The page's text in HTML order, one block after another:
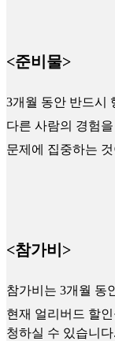
<준비물>
3개월 동안 반드시
다른 사람의 경험
문제에 집중하는
<참가비>
참가비는 3개월 동
현재 얼리버드 할
청하실 수 있습니다.